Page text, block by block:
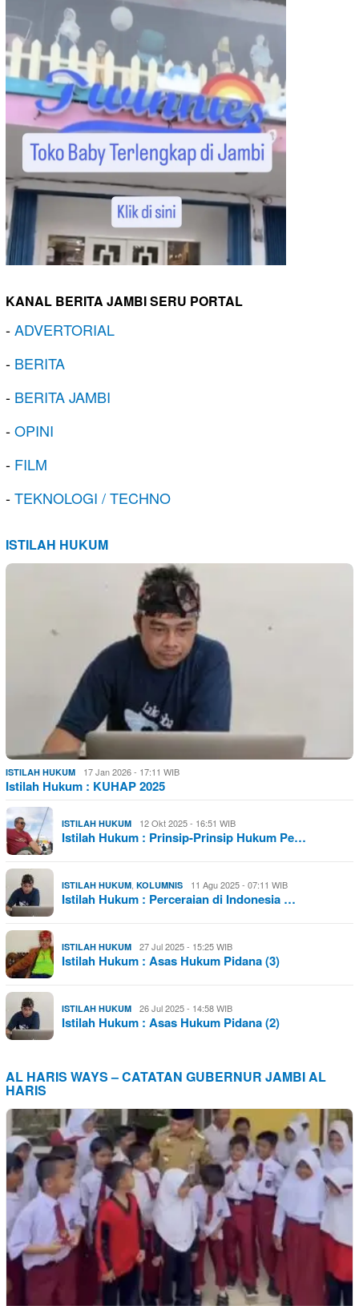
KANAL BERITA JAMBI SERU PORTAL
-ADVERTORIAL
- BERITA
- BERITA JAMBI
-OPINI
- FILM
-TEKNOLOGI / TECHNO
ISTILAH HUKUM
ISTILAH HUKUM 17 Jan 2026 - 17:11 WIB
Istilah Hukum : KUHAP 2025
ISTILAH HUKUM 12 Okt 2025 - 16:51 WIB
Istilah Hukum : Prinsip-Prinsip Hukum Pe…
ISTILAH HUKUM, KOLUMNIS 11 Agu 2025 - 07:11 WIB
Istilah Hukum : Perceraian di Indonesia …
ISTILAH HUKUM 27 Jul 2025 - 15:25 WIB
Istilah Hukum : Asas Hukum Pidana (3)
ISTILAH HUKUM 26 Jul 2025 - 14:58 WIB
Istilah Hukum : Asas Hukum Pidana (2)
AL HARIS WAYS – CATATAN GUBERNUR JAMBI AL
HARIS